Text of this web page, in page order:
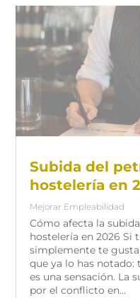
Subida del
hostelería en
Mejorar Empleabilidad
Cómo afecta la
hostelería en 2026 Si
simplemente te
que ya lo has notado:
es una sensación. La
por el conflicto en...